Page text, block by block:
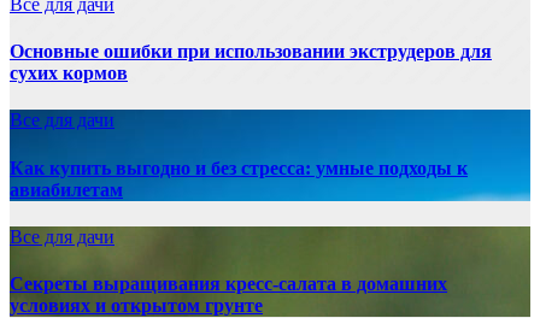
Основные ошибки при использовании экструдеров для
сухих кормов
Все для дачи
Как купить выгодно и без стресса: умные подходы к
авиабилетам
Все для дачи
Секреты выращивания кресс-салата в домашних
условиях и открытом грунте